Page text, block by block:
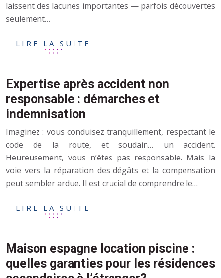
laissent des lacunes importantes — parfois découvertes
seulement…
LIRE LA SUITE
Expertise après accident non
responsable : démarches et
indemnisation
Imaginez : vous conduisez tranquillement, respectant le
code de la route, et soudain… un accident.
Heureusement, vous n’êtes pas responsable. Mais la
voie vers la réparation des dégâts et la compensation
peut sembler ardue. Il est crucial de comprendre le…
LIRE LA SUITE
Maison espagne location piscine :
quelles garanties pour les résidences